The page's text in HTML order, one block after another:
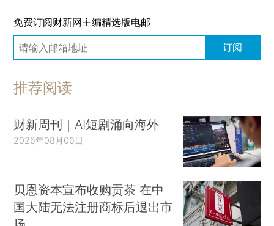
免费订阅财新网主编精选版电邮
订阅
推荐阅读
财新周刊｜AI短剧涌向海外
2026年08月06日
贝恩资本宣布收购贡茶 在中
国大陆无法注册商标后退出市